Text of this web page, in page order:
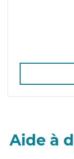
Aide à